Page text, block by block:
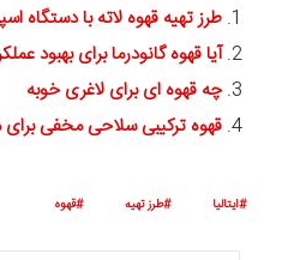
طرز تهیه قهوه لاته با دستگاه
آیا قهوه گانودرما برای بهبود
چه قهوه ای برای لاغری خوبه
قهوه ترکیبی سلاحی مخفی برای
ایتالیا طرز تهیه قهوه